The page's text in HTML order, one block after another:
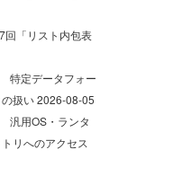
「リスト内包表
特定データフォー
扱い2026-08-05
汎用OS・ランタ
リへのアクセス